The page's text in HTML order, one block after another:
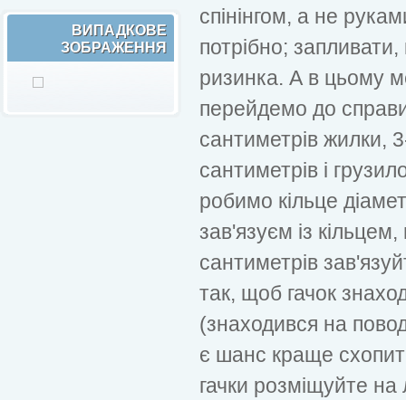
ВИПАДКОВЕ
ЗОБРАЖЕННЯ
спінінгом, а не
потрібно;
ризинка. А в цьому
перейдемо до
сантиметрів жилки,
сантиметрів і
робимо кільце
зав'язуєм із кільцем,
сантиметрів
так, щоб гачок
(знаходився на
є шанс краще
гачки розміщуйте на